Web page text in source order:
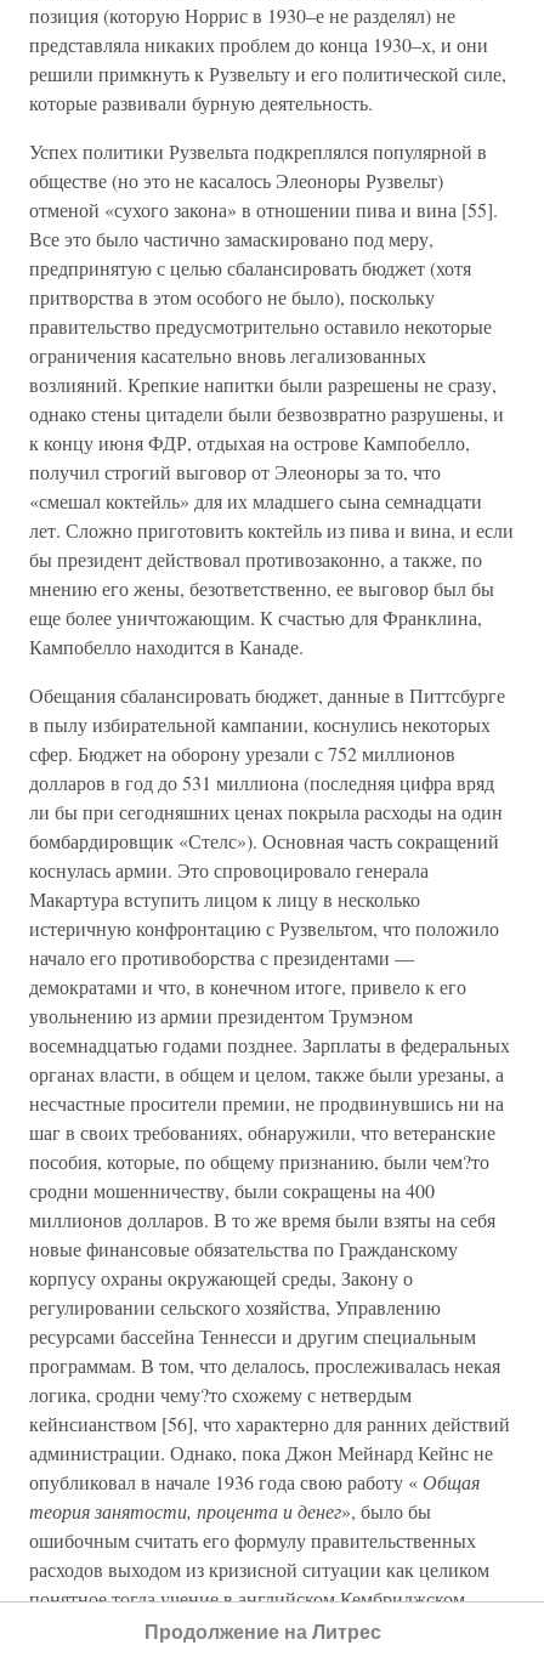
позиция (которую Норрис в 1930–е не разделял) не
представляла никаких проблем до конца 1930–х, и они
решили примкнуть к Рузвельту и его политической силе,
которые развивали бурную деятельность.
Успех политики Рузвельта подкреплялся популярной в
обществе (но это не касалось Элеоноры Рузвельт)
отменой «сухого закона» в отношении пива и вина [55].
Все это было частично замаскировано под меру,
предпринятую с целью сбалансировать бюджет (хотя
притворства в этом особого не было), поскольку
правительство предусмотрительно оставило некоторые
ограничения касательно вновь легализованных
возлияний. Крепкие напитки были разрешены не сразу,
однако стены цитадели были безвозвратно разрушены, и
к концу июня ФДР, отдыхая на острове Кампобелло,
получил строгий выговор от Элеоноры за то, что
«смешал коктейль» для их младшего сына семнадцати
лет. Сложно приготовить коктейль из пива и вина, и если
бы президент действовал противозаконно, а также, по
мнению его жены, безответственно, ее выговор был бы
еще более уничтожающим. К счастью для Франклина,
Кампобелло находится в Канаде.
Обещания сбалансировать бюджет, данные в Питтсбурге
в пылу избирательной кампании, коснулись некоторых
сфер. Бюджет на оборону урезали с 752 миллионов
долларов в год до 531 миллиона (последняя цифра вряд
ли бы при сегодняшних ценах покрыла расходы на один
бомбардировщик «Стелс»). Основная часть сокращений
коснулась армии. Это спровоцировало генерала
Макартура вступить лицом к лицу в несколько
истеричную конфронтацию с Рузвельтом, что положило
начало его противоборства с президентами —
демократами и что, в конечном итоге, привело к его
увольнению из армии президентом Трумэном
восемнадцатью годами позднее. Зарплаты в федеральных
органах власти, в общем и целом, также были урезаны, а
несчастные просители премии, не продвинувшись ни на
шаг в своих требованиях, обнаружили, что ветеранские
пособия, которые, по общему признанию, были чем?то
сродни мошенничеству, были сокращены на 400
миллионов долларов. В то же время были взяты на себя
новые финансовые обязательства по Гражданскому
корпусу охраны окружающей среды, Закону о
регулировании сельского хозяйства, Управлению
ресурсами бассейна Теннесси и другим специальным
программам. В том, что делалось, прослеживалась некая
логика, сродни чему?то схожему с нетвердым
кейнсианством [56], что характерно для ранних действий
администрации. Однако, пока Джон Мейнард Кейнс не
опубликовал в начале 1936 года свою работу «Общая
теория занятости, процента и денег», было бы
ошибочным считать его формулу правительственных
расходов выходом из кризисной ситуации как целиком
понятное тогда учение в английском Кембриджском
университете, не говоря уже о Вашингтоне на заре
Продолжение на Литрес